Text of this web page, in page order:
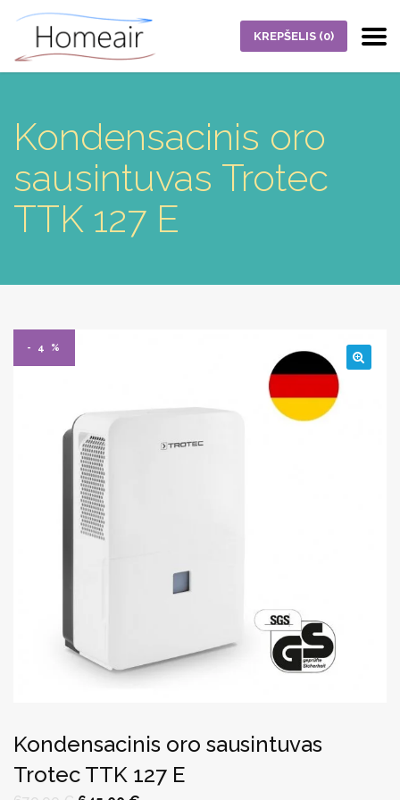
KREPŠELIS (0)
Kondensacinis oro
sausintuvas Trotec
TTK 127 E
- 4 %
Kondensacinis oro sausintuvas
Trotec TTK 127 E